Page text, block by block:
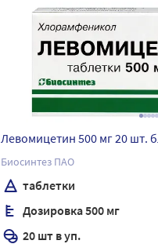
Левомицетин 500 мг 20 шт.
Биосинтез ПАО
таблетки
Дозировка 500 мг
20 шт в уп.